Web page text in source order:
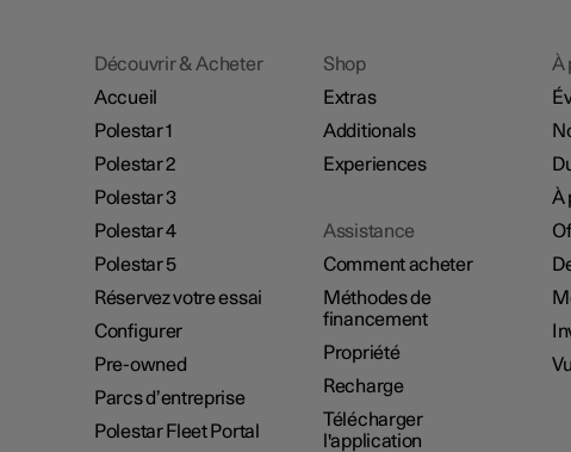
Découvrir & Acheter
Accueil
Polestar 1
Polestar 2
Polestar 3
Polestar 4
Polestar 5
Réservez votre essai
Configurer
Pre-owned
Parcs d’entreprise
Polestar Fleet Portal
Shop
Extras
Additionals
Experiences
Assistance
Comment acheter
Méthodes de
financement
Propriété
Recharge
Télécharger
l'application
À
À